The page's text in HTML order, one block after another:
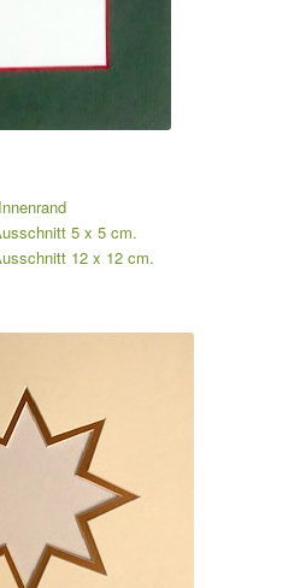
5 x 5 cm.
12 x 12 cm.